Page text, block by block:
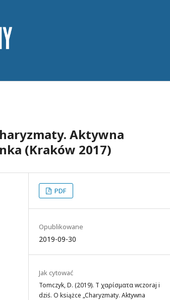
Aktywna
(Kraków 2017)
PDF
Opublikowane
2019-09-30
Jak cytować
Tomczyk, D. (2019). Τὰ χαρίσματα wczoraj i
dziś. O książce „Charyzmaty. Aktywna